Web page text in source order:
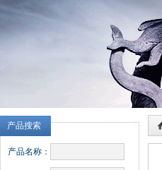
产品搜索
产品名称：